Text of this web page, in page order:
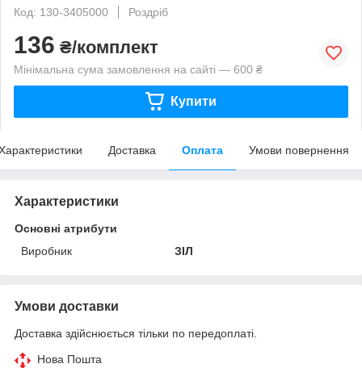
Код: 130-3405000
Роздріб
136 ₴/комплект
Мінімальна сума замовлення на сайті — 600 ₴
Купити
Доставка Оплата Умови повернення
Характеристики
Основні атрибути
Виробник
ЗІЛ
Умови доставки
Доставка здійснюється тільки по передоплаті.
Нова Пошта